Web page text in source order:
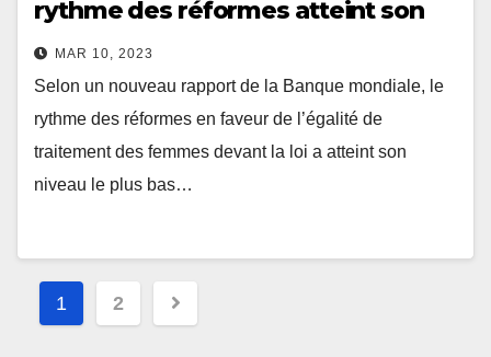
rythme des réformes atteint son
niveau le plus bas en 20 ans
MAR 10, 2023
Selon un nouveau rapport de la Banque mondiale, le
rythme des réformes en faveur de l’égalité de
traitement des femmes devant la loi a atteint son
niveau le plus bas…
1 2